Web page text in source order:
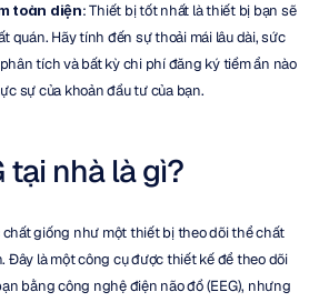
toàn diện: Thiết bị tốt nhất là thiết bị bạn sẽ
quán. Hãy tính đến sự thoải mái lâu dài, sức
tích và bất kỳ chi phí đăng ký tiềm ẩn nào
sự của khoản đầu tư của bạn.
tại nhà là gì?
giống như một thiết bị theo dõi thể chất
Đây là một công cụ được thiết kế để theo dõi
bằng công nghệ điện não đồ (EEG), nhưng